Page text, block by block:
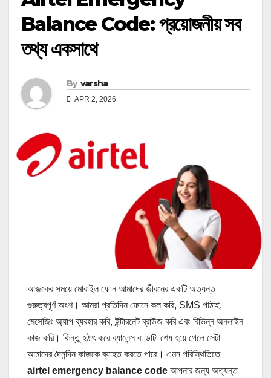
Balance Code: প্রয়োজনীয় সব
তথ্য একসাথে
By varsha
APR 2, 2026
আজকের সময়ে মোবাইল ফোন আমাদের জীবনের একটি অত্যন্ত
গুরুত্বপূর্ণ অংশ। আমরা প্রতিদিন ফোনে কল করি, SMS পাঠাই,
মেসেজিং অ্যাপ ব্যবহার করি, ইন্টারনেট ব্রাউজ করি এবং বিভিন্ন অনলাইন
কাজ করি। কিন্তু হঠাৎ করে ব্যালেন্স বা ডাটা শেষ হয়ে গেলে সেটা
আমাদের দৈনন্দিন কাজকে ব্যাহত করতে পারে। এমন পরিস্থিতিতে
airtel emergency balance code আপনার জন্য অত্যন্ত